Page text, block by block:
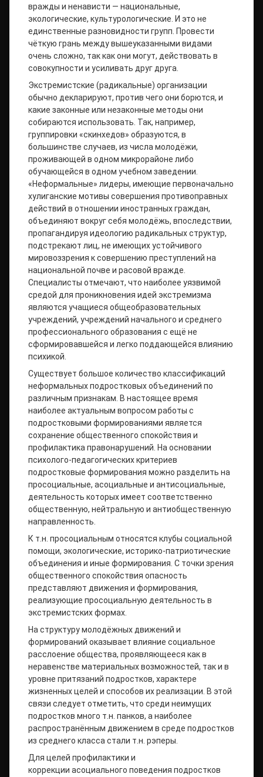
вражды и ненависти — национальные,
экологические, культурологические. И это не
единственные разновидности групп. Провести
чёткую грань между вышеуказанными видами
очень сложно, так как они могут, действовать в
совокупности и усиливать друг друга.
Экстремистские (радикальные) организации
обычно декларируют, против чего они борются, и
какие законные или незаконные методы они
собираются использовать. Так, например,
группировки «скинхедов» образуются, в
большинстве случаев, из числа молодёжи,
проживающей в одном микрорайоне либо
обучающейся в одном учебном заведении.
«Неформальные» лидеры, имеющие первоначально
хулиганские мотивы совершения противоправных
действий в отношении иностранных граждан,
объединяют вокруг себя молодёжь, впоследствии,
пропагандируя идеологию радикальных структур,
подстрекают лиц, не имеющих устойчивого
мировоззрения к совершению преступлений на
национальной почве и расовой вражде.
Специалисты отмечают, что наиболее уязвимой
средой для проникновения идей экстремизма
являются учащиеся общеобразовательных
учреждений, учреждений начального и среднего
профессионального образования с ещё не
сформировавшейся и легко поддающейся влиянию
психикой.
Существует большое количество классификаций
неформальных подростковых объединений по
различным признакам. В настоящее время
наиболее актуальным вопросом работы с
подростковыми формированиями является
сохранение общественного спокойствия и
профилактика правонарушений. На основании
психолого-педагогических критериев
подростковые формирования можно разделить на
просоциальные, асоциальные и антисоциальные,
деятельность которых имеет соответственно
общественную, нейтральную и антиобщественную
направленность.
К т.н. просоциальным относятся клубы социальной
помощи, экологические, историко-патриотические
объединения и иные формирования. С точки зрения
общественного спокойствия опасность
представляют движения и формирования,
реализующие просоциальную деятельность в
экстремистских формах.
На структуру молодёжных движений и
формирований оказывает влияние социальное
расслоение общества, проявляющееся как в
неравенстве материальных возможностей, так и в
уровне притязаний подростков, характере
жизненных целей и способов их реализации. В этой
связи следует отметить, что среди неимущих
подростков много т.н. панков, а наиболее
распространённым движением в среде подростков
из среднего класса стали т.н. рэперы.
Для целей профилактики и
коррекции асоциального поведения подростков